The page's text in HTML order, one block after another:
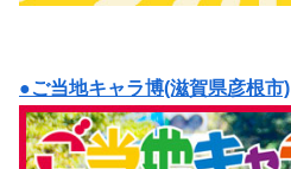
●ご当地キャラ博(滋賀県彦根市)